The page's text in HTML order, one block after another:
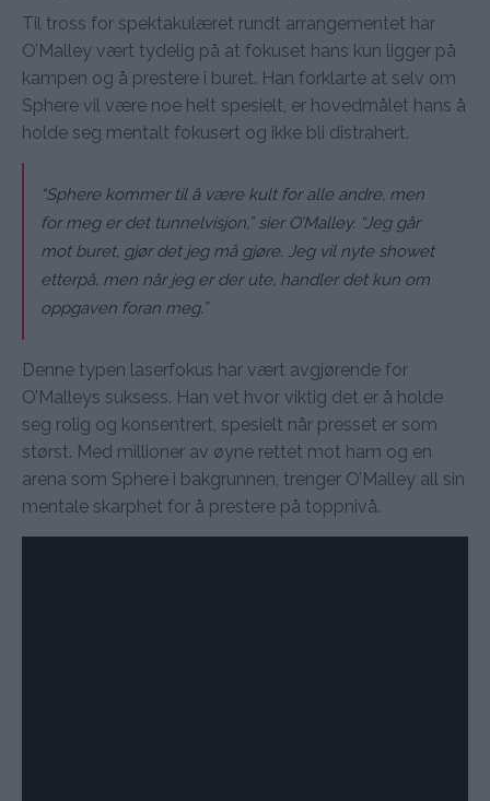
Til tross for spektakulæret rundt arrangementet har
O’Malley vært tydelig på at fokuset hans kun ligger på
kampen og å prestere i buret. Han forklarte at selv om
Sphere vil være noe helt spesielt, er hovedmålet hans å
holde seg mentalt fokusert og ikke bli distrahert.
“Sphere kommer til å være kult for alle andre, men
for meg er det tunnelvisjon,” sier O’Malley. “Jeg går
mot buret, gjør det jeg må gjøre. Jeg vil nyte showet
etterpå, men når jeg er der ute, handler det kun om
oppgaven foran meg.”
Denne typen laserfokus har vært avgjørende for
O’Malleys suksess. Han vet hvor viktig det er å holde
seg rolig og konsentrert, spesielt når presset er som
størst. Med millioner av øyne rettet mot ham og en
arena som Sphere i bakgrunnen, trenger O’Malley all sin
mentale skarphet for å prestere på toppnivå.